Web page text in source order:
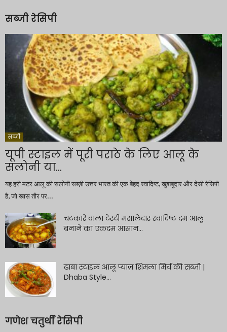
सब्जी रेसिपी
सब्ज़ी
यूपी स्टाइल में पूरी पराठे के लिए आलू के
सलोनी या...
यह हरी मटर आलू की सलोनी सब्ज़ी उत्तर भारत की एक बेहद स्वादिष्ट, खुशबूदार और देसी रेसिपी
है, जो खास तौर पर...
चटकारे वाला टेस्टी मसालेदार स्वादिष्ट दम आलू
बनाने का एकदम आसान...
ढाबा स्टाइल आलू प्याज़ शिमला मिर्च की सब्ज़ी |
Dhaba Style...
गणेश चतुर्थी रेसिपी